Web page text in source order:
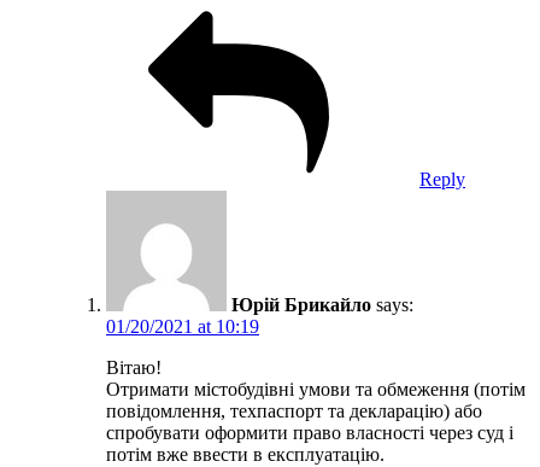
Reply
Юрій Брикайло says:
01/20/2021 at 10:19
Вітаю!
Отримати містобудівні умови та обмеження (потім
повідомлення, техпаспорт та декларацію) або
спробувати оформити право власності через суд і
потім вже ввести в експлуатацію.